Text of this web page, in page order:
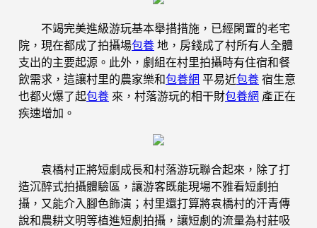
不竭完美進級游玩基本舉措措施，已經閑置的老宅
院，現在都成了拍攝場包養 地，房錢成了村所有人全體
支出的主要起源。此外，劇組在村里拍攝時有住宿和餐
飲需求，這讓村里的農家樂和包養網 平易近包養 宿生意
也都火爆了起包養 來，村落游玩的相干財包養網 產正在
疾速增加。
袁橋村正將短劇成長和村落游玩聯合起來，除了打
造沉醉式拍攝體驗區，讓游客既能現場不雅看短劇拍
攝，又能介入腳色飾演；村里還打算將袁橋村的汗青傳
說和農耕文明等植進短劇拍攝，讓短劇的流量為村莊吸